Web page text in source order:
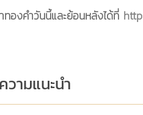
ทองคำวันนี้และย้อนหลังได้ที่
วามแนะนำ